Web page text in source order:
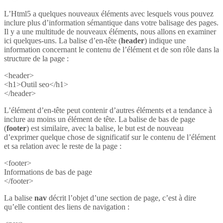
L’Html5 a quelques nouveaux éléments avec lesquels vous pouvez
inclure plus d’information sémantique dans votre balisage des pages.
Il y a une multitude de nouveaux éléments, nous allons en examiner
ici quelques-uns. La balise d’en-tête (header) indique une
information concernant le contenu de l’élément et de son rôle dans la
structure de la page :
<header>
<h1>Outil seo</h1>
</header>
L’élément d’en-tête peut contenir d’autres éléments et a tendance à
inclure au moins un élément de tête. La balise de bas de page
(footer) est similaire, avec la balise, le but est de nouveau
d’exprimer quelque chose de significatif sur le contenu de l’élément
et sa relation avec le reste de la page :
<footer>
Informations de bas de page
</footer>
La balise nav décrit l’objet d’une section de page, c’est à dire
qu’elle contient des liens de navigation :